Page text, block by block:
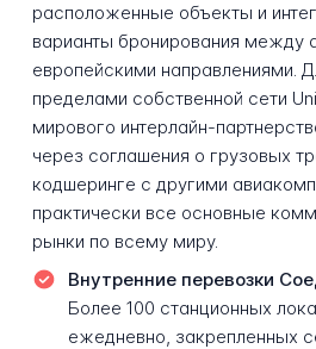
расположенные объекты и
варианты бронирования между
европейскими направлениями.
пределами собственной сети
мирового интерлайн-
через соглашения о грузовых
кодшеринге с другими
практически все основные
рынки по всему миру.
Внутренние перевозки
Более 100 станционных
ежедневно, закрепленных